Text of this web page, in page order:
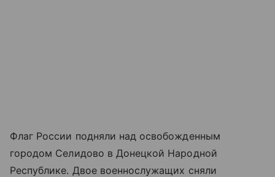
Флаг России подняли над освобожденным
городом Селидово в Донецкой Народной
Республике. Двое военнослужащих сняли